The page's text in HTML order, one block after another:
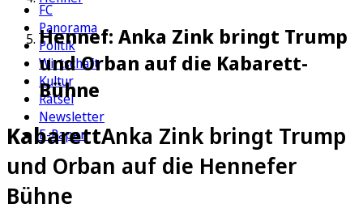
FC
Panorama
Politik
Wirtschaft
Kultur
Rätsel
Newsletter
E-Paper
Hennef: Anka Zink bringt Trump
und Orban auf die Kabarett-
Bühne
KabarettAnka Zink bringt Trump
und Orban auf die Hennefer
Bühne